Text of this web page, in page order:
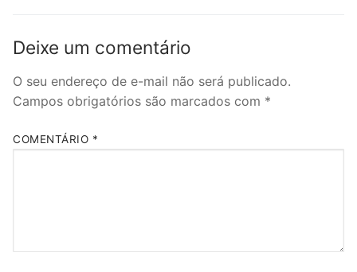
Deixe um comentário
O seu endereço de e-mail não será publicado.
Campos obrigatórios são marcados com *
COMENTÁRIO *